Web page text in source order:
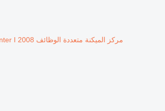
مركز الميكنة متعددة الوظائف SCM Record 100 NT TVN I CNC Machining Center I 2008